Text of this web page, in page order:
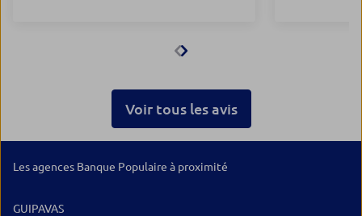
attentes...enfin pour moi ,une
CMB qui change régulièrement
de conseiller sans en avertir le
client.au moins ici Mme anton
Voir tous les avis
Les agences Banque Populaire à proximité
GUIPAVAS